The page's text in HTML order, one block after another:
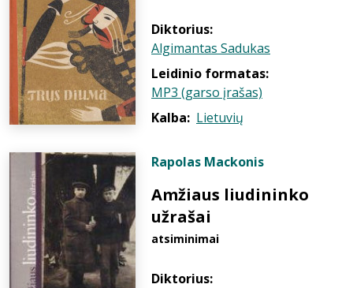
Diktorius:
Algimantas Sadukas
Leidinio formatas:
MP3 (garso įrašas)
Kalba: Lietuvių
Rapolas Mackonis
Amžiaus liudininko
užrašai
atsiminimai
Diktorius: